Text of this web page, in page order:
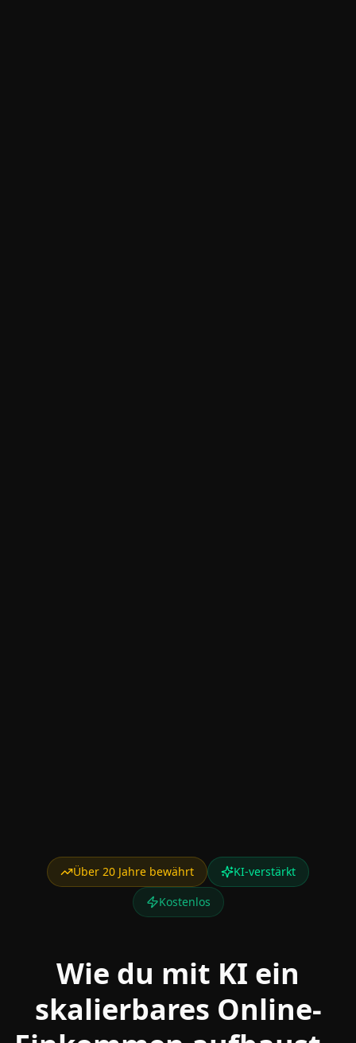
Über 20 Jahre bewährt
KI-verstärkt
Kostenlos
Wie du mit KI ein
skalierbares Online-